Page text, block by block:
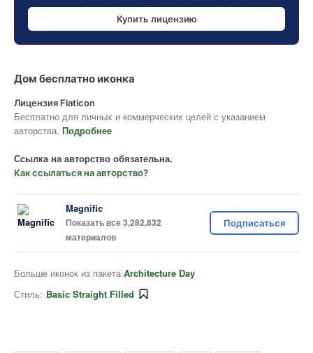
Купить лицензию
Дом бесплатно иконка
Лицензия Flaticon
Бесплатно для личных и коммерческих целей с указанием
авторства. Подробнее
Ссылка на авторство обязательна.
Как ссылаться на авторство?
Magnific
Показать все 3,282,832
материалов
Подписаться
Больше иконок из пакета Architecture Day
Стиль: Basic Straight Filled